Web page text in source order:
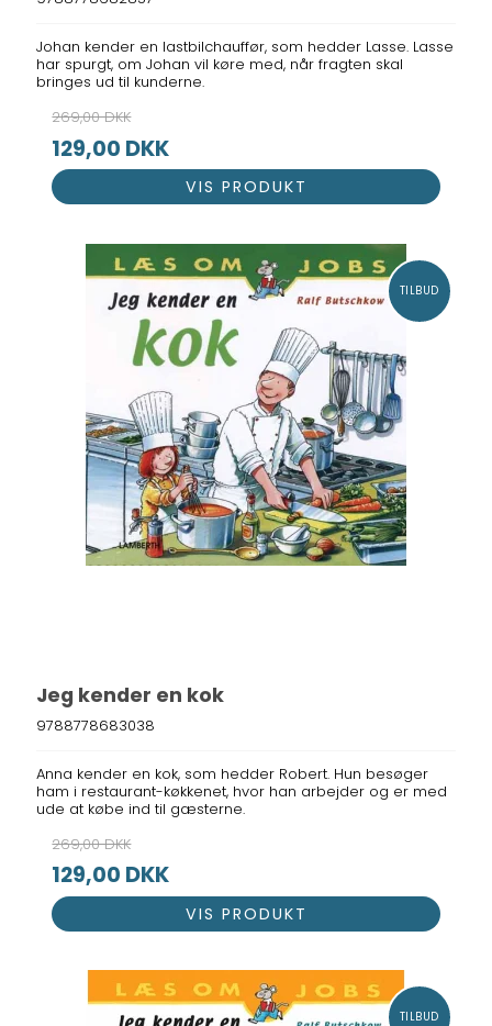
Johan kender en lastbilchauffør, som hedder Lasse. Lasse
har spurgt, om Johan vil køre med, når fragten skal
bringes ud til kunderne.
269,00 DKK
129,00 DKK
VIS PRODUKT
TILBUD
Jeg kender en kok
9788778683038
Anna kender en kok, som hedder Robert. Hun besøger
ham i restaurant-køkkenet, hvor han arbejder og er med
ude at købe ind til gæsterne.
269,00 DKK
129,00 DKK
VIS PRODUKT
TILBUD